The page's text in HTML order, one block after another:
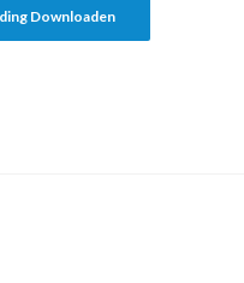
Downloaden